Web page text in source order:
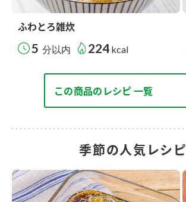
ふわとろ雑炊
5 分以内 224 kcal
この商品のレシピ 一覧
季節の人気レシピ